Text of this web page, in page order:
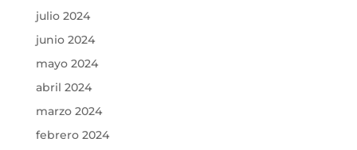
julio 2024
junio 2024
mayo 2024
abril 2024
marzo 2024
febrero 2024